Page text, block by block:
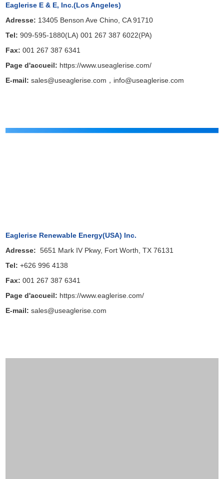
Eaglerise E & E, Inc.(Los Angeles)
Adresse: 13405 Benson Ave Chino, CA 91710
Tel:909-595-1880(LA) 001 267 387 6022(PA)
Fax:001 267 387 6341
Page d'accueil: https://www.useaglerise.com/
E-mail:sales@useaglerise.com，info@useaglerise.com
Eaglerise Renewable Energy(USA) Inc.
Adresse: 5651 Mark IV Pkwy, Fort Worth, TX 76131
Tel: +626 996 4138
Fax: 001 267 387 6341
Page d'accueil: https://www.eaglerise.com/
E-mail: sales@useaglerise.com